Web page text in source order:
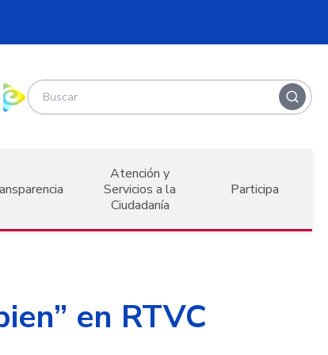
Atención y
Servicios a la
Ciudadanía
Participa
en RTVC